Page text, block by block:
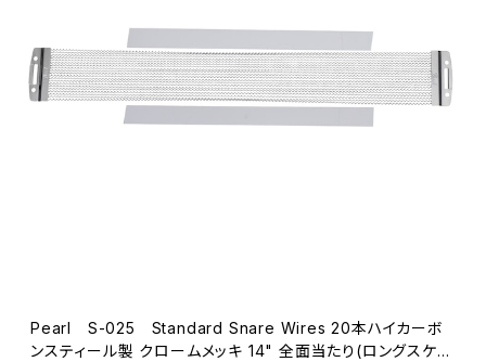
Pearl S-025 Standard Snare Wires 20本ハイカーボ
ンスティール製 クロームメッキ 14" 全面当たり(ロングスケー